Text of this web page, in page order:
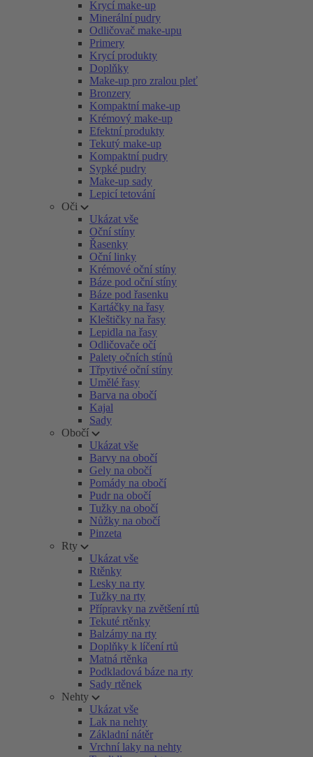
Krycí make-up
Minerální pudry
Odličovač make-upu
Primery
Krycí produkty
Doplňky
Make-up pro zralou pleť
Bronzery
Kompaktní make-up
Krémový make-up
Efektní produkty
Tekutý make-up
Kompaktní pudry
Sypké pudry
Make-up sady
Lepicí tetování
Oči
Ukázat vše
Oční stíny
Řasenky
Oční linky
Krémové oční stíny
Báze pod oční stíny
Báze pod řasenku
Kartáčky na řasy
Kleštičky na řasy
Lepidla na řasy
Odličovače očí
Palety očních stínů
Třpytivé oční stíny
Umělé řasy
Barva na obočí
Kajal
Sady
Obočí
Ukázat vše
Barvy na obočí
Gely na obočí
Pomády na obočí
Pudr na obočí
Tužky na obočí
Nůžky na obočí
Pinzeta
Rty
Ukázat vše
Rtěnky
Lesky na rty
Tužky na rty
Přípravky na zvětšení rtů
Tekuté rtěnky
Balzámy na rty
Doplňky k líčení rtů
Matná rtěnka
Podkladová báze na rty
Sady rtěnek
Nehty
Ukázat vše
Lak na nehty
Základní nátěr
Vrchní laky na nehty